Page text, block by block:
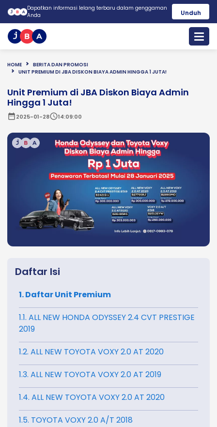
Dapatkan informasi lelang terbaru dalam genggaman
Anda
Unduh
HOME
BERITA DAN PROMOSI
UNIT PREMIUM DI JBA DISKON BIAYA ADMIN HINGGA 1 JUTA!
Unit Premium di JBA Diskon Biaya Admin
Hingga 1 Juta!
date_range2025-01-28schedule14:09:00
Daftar Isi
1. Daftar Unit Premium
1.1. ALL NEW HONDA ODYSSEY 2.4 CVT PRESTIGE
2019
1.2. ALL NEW TOYOTA VOXY 2.0 AT 2020
1.3. ALL NEW TOYOTA VOXY 2.0 AT 2019
1.4. ALL NEW TOYOTA VOXY 2.0 AT 2020
1.5. TOYOTA VOXY 2.0 A/T 2018